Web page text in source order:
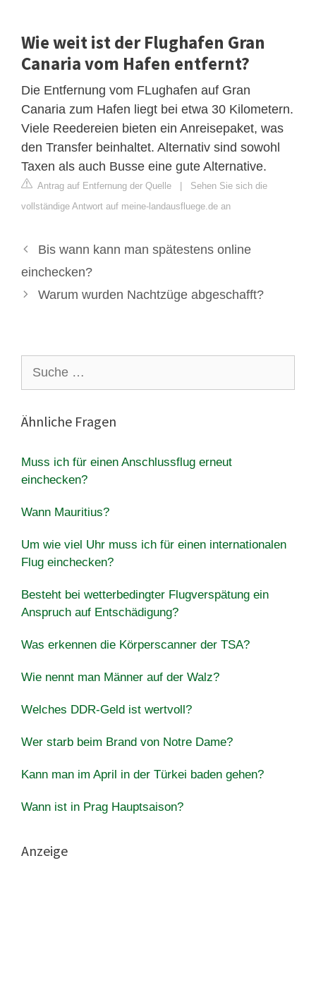
Wie weit ist der Flughafen Gran
Canaria vom Hafen entfernt?
Die Entfernung vom FLughafen auf Gran
Canaria zum Hafen liegt bei etwa 30 Kilometern.
Viele Reedereien bieten ein Anreisepaket, was
den Transfer beinhaltet. Alternativ sind sowohl
Taxen als auch Busse eine gute Alternative.
Antrag auf Entfernung der Quelle | Sehen Sie sich die
vollständige Antwort auf meine-landausfluege.de an
Bis wann kann man spätestens online
einchecken?
Warum wurden Nachtzüge abgeschafft?
nach:
Ähnliche Fragen
Muss ich für einen Anschlussflug erneut
einchecken?
Wann Mauritius?
Um wie viel Uhr muss ich für einen internationalen
Flug einchecken?
Besteht bei wetterbedingter Flugverspätung ein
Anspruch auf Entschädigung?
Was erkennen die Körperscanner der TSA?
Wie nennt man Männer auf der Walz?
Welches DDR-Geld ist wertvoll?
Wer starb beim Brand von Notre Dame?
Kann man im April in der Türkei baden gehen?
Wann ist in Prag Hauptsaison?
Anzeige